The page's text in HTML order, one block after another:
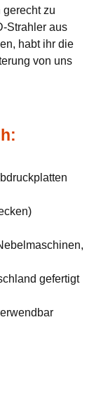
gerecht zu
Strahler aus
habt ihr die
von uns
gefertigt